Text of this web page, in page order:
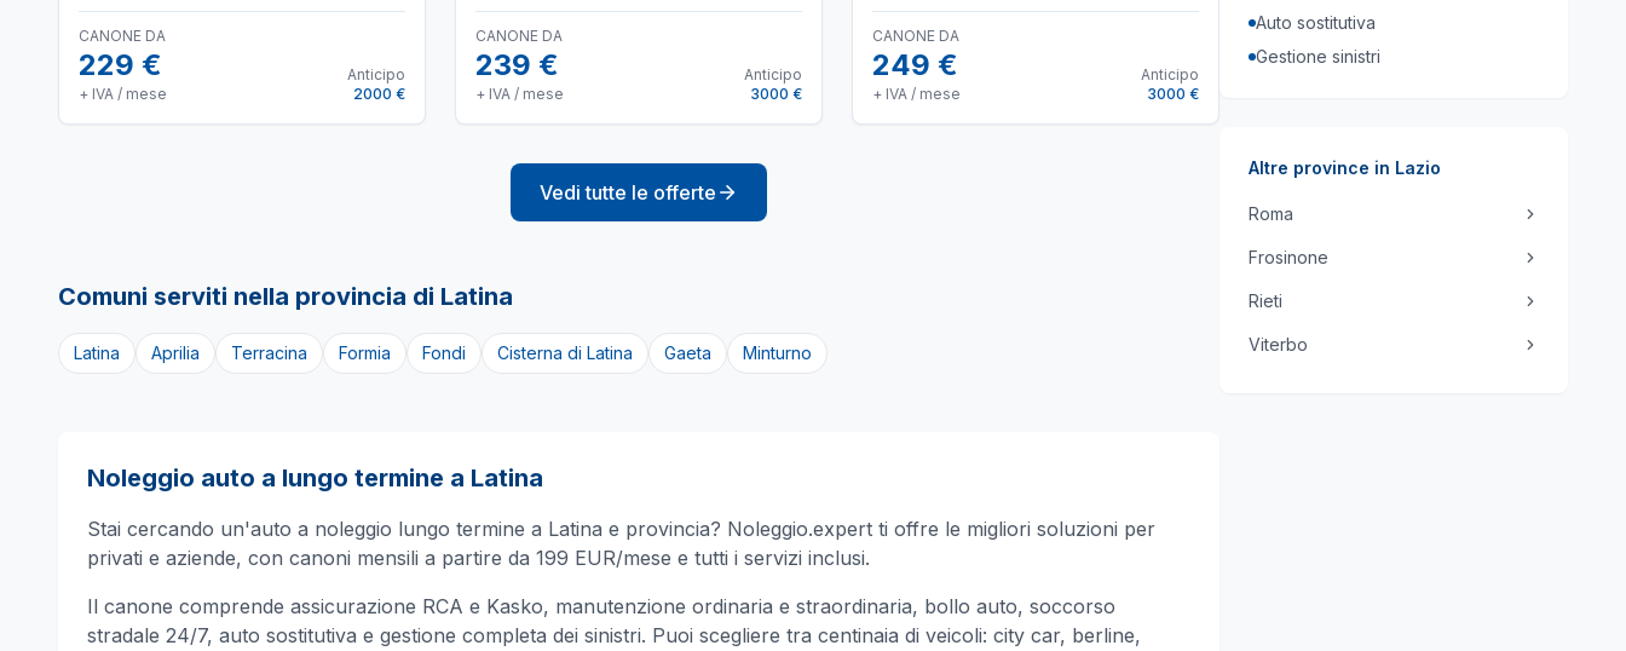
CANONE DA
229 €
+ IVA / mese
Anticipo
2000 €
CANONE DA
239 €
+ IVA / mese
Anticipo
3000 €
CANONE DA
249 €
+ IVA / mese
Anticipo
3000 €
Vedi tutte le offerte
Comuni serviti nella provincia di Latina
Latina Aprilia Terracina Formia Fondi Cisterna di Latina Gaeta Minturno
Noleggio auto a lungo termine a Latina
Stai cercando un'auto a noleggio lungo termine a Latina e provincia? Noleggio.expert ti offre le migliori soluzioni per
privati e aziende, con canoni mensili a partire da 199 EUR/mese e tutti i servizi inclusi.
Il canone comprende assicurazione RCA e Kasko, manutenzione ordinaria e straordinaria, bollo auto, soccorso
stradale 24/7, auto sostitutiva e gestione completa dei sinistri. Puoi scegliere tra centinaia di veicoli: city car, berline,
Auto sostitutiva
Gestione sinistri
Altre province in Lazio
Roma
Frosinone
Rieti
Viterbo